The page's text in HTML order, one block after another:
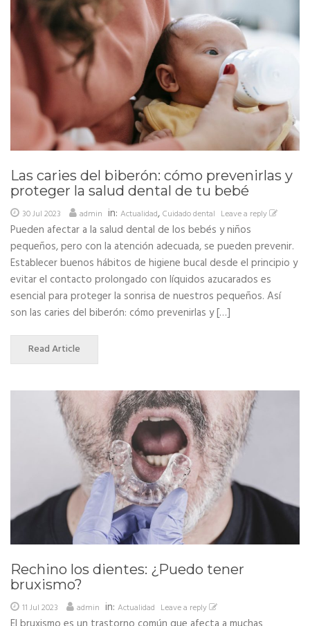
Las caries del biberón: cómo prevenirlas y
proteger la salud dental de tu bebé
30 Jul 2023 admin in: Actualidad, Cuidado dental Leave a reply
Pueden afectar a la salud dental de los bebés y niños
pequeños, pero con la atención adecuada, se pueden prevenir.
Establecer buenos hábitos de higiene bucal desde el principio y
evitar el contacto prolongado con líquidos azucarados es
esencial para proteger la sonrisa de nuestros pequeños. Así
son las caries del biberón: cómo prevenirlas y […]
Read Article
Rechino los dientes: ¿Puedo tener
bruxismo?
11 Jul 2023 admin in: Actualidad Leave a reply